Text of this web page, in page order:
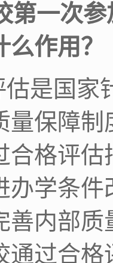
第一次
作用？
是国家
量保障制
合格评
办学条
善内部
通过合